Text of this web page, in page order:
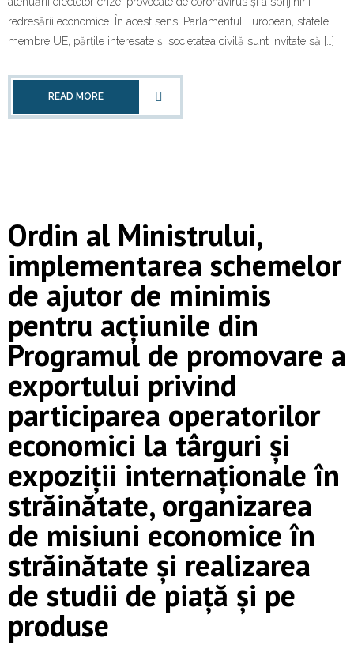
redresării economice. În acest sens, Parlamentul European, statele
membre UE, părțile interesate și societatea civilă sunt invitate să […]
READ MORE
Ordin al Ministrului,
implementarea schemelor
de ajutor de minimis
pentru acțiunile din
Programul de promovare a
exportului privind
participarea operatorilor
economici la târguri și
expoziții internaționale în
străinătate, organizarea
de misiuni economice în
străinătate și realizarea
de studii de piață și pe
produse